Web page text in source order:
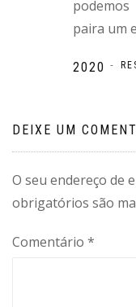
paira um
2020 -
DEIXE UM
O seu endereço de
obrigatórios são
Comentário *